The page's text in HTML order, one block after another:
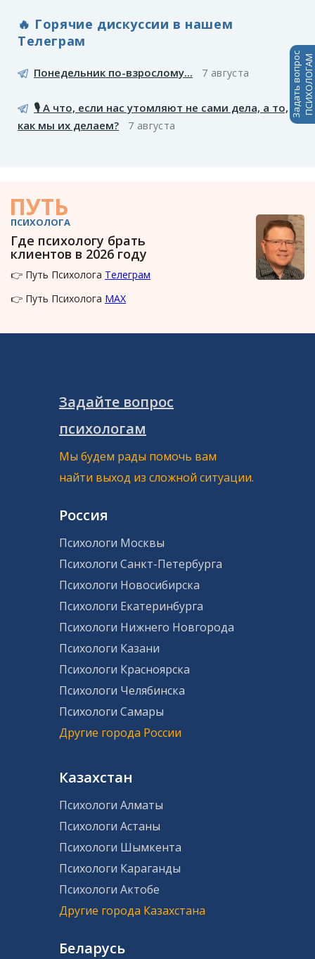
🔥 Горячие дискуссии в нашем
Телеграм
Понедельник по-взрослому... 7 августа
🎙️ А что, если нас утомляют не сами дела, а то,
как мы их делаем?
7 августа
ПУТЬ
ПСИХОЛОГА
Где психологу брать
клиентов в 2026 году
👉 Путь Психолога Телеграм
👉 Путь Психолога MAX
Задать вопросПСИХОЛОГАМ
Задайте вопрос
психологам
Мы будем рады помочь вам
найти выход из сложной ситуации.
Россия
Психологи Москвы
Психологи Санкт-Петербурга
Психологи Новосибирска
Психологи Екатеринбурга
Психологи Нижнего Новгорода
Психологи Казани
Психологи Красноярска
Психологи Челябинска
Психологи Самары
Другие города России
Казахстан
Психологи Алматы
Психологи Астаны
Психологи Шымкента
Психологи Караганды
Психологи Актобе
Другие города Казахстана
Беларусь